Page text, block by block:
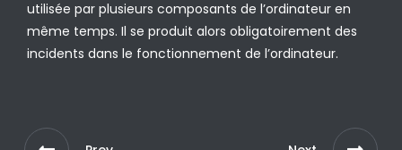
utilisée par plusieurs composants de l’ordinateur en
même temps. Il se produit alors obligatoirement des
incidents dans le fonctionnement de l’ordinateur.